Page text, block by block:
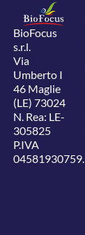
BioFocus
s.r.l.
Via
Umberto I
46 Maglie
(LE) 73024
N. Rea: LE-
305825
P.IVA
04581930759.